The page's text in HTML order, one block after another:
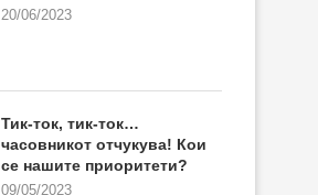
20/06/2023
Тик-ток, тик-ток…
часовникот отчукува! Кои
се нашите приоритети?
09/05/2023